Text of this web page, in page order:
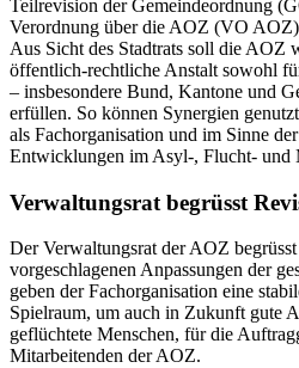
Teilrevision der Gemeindeordnung
Verordnung über die AOZ (VO AOZ)
Aus Sicht des Stadtrats soll die AOZ
öffentlich-rechtliche Anstalt sowohl
– insbesondere Bund, Kantone und
erfüllen. So können Synergien
als Fachorganisation und im Sinne
Entwicklungen im Asyl-, Flucht- und
Verwaltungsrat begrüsst
Der Verwaltungsrat der AOZ
vorgeschlagenen Anpassungen der
geben der Fachorganisation eine
Spielraum, um auch in Zukunft gute
geflüchtete Menschen, für die
Mitarbeitenden der AOZ.